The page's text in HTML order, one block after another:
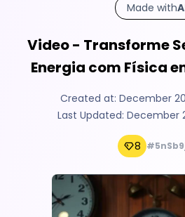
Made with
Video - Transforme
Energia com Física
Created at: December
Last Updated: December
8